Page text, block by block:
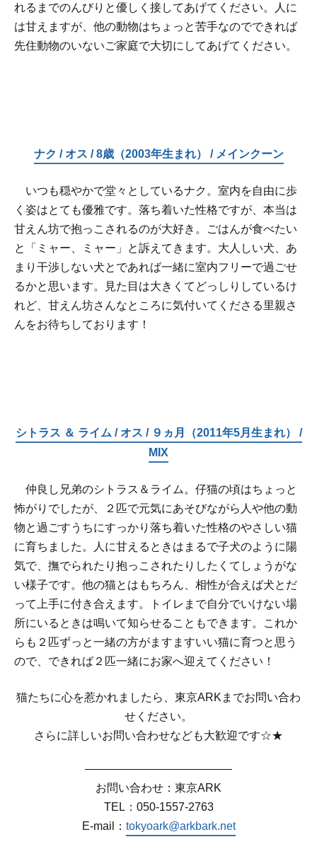
れるまでのんびりと優しく接してあげてください。人に
は甘えますが、他の動物はちょっと苦手なのでできれば
先住動物のいないご家庭で大切にしてあげてください。
ナク / オス / 8歳（2003年生まれ） / メインクーン
いつも穏やかで堂々としているナク。室内を自由に歩
く姿はとても優雅です。落ち着いた性格ですが、本当は
甘えん坊で抱っこされるのが大好き。ごはんが食べたい
と「ミャー、ミャー」と訴えてきます。大人しい犬、あ
まり干渉しない犬とであれば一緒に室内フリーで過ごせ
るかと思います。見た目は大きくてどっしりしているけ
れど、甘えん坊さんなところに気付いてくださる里親さ
んをお待ちしております！
シトラス ＆ ライム / オス / ９ヵ月（2011年5月生まれ） /
MIX
仲良し兄弟のシトラス＆ライム。仔猫の頃はちょっと
怖がりでしたが、２匹で元気にあそびながら人や他の動
物と過ごすうちにすっかり落ち着いた性格のやさしい猫
に育ちました。人に甘えるときはまるで子犬のように陽
気で、撫でられたり抱っこされたりしたくてしょうがな
い様子です。他の猫とはもちろん、相性が合えば犬とだ
って上手に付き合えます。トイレまで自分でいけない場
所にいるときは鳴いて知らせることもできます。これか
らも２匹ずっと一緒の方がますますいい猫に育つと思う
ので、できれば２匹一緒にお家へ迎えてください！
猫たちに心を惹かれましたら、東京ARKまでお問い合わ
せください。
さらに詳しいお問い合わせなども大歓迎です☆★
—————————————
お問い合わせ：東京ARK
TEL：050-1557-2763
E-mail： tokyoark@arkbark.net